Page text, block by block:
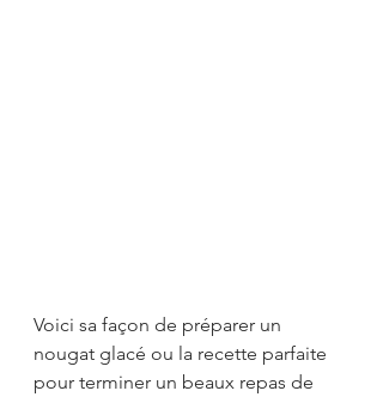
Voici sa façon de préparer un
nougat glacé ou la recette parfaite
pour terminer un beaux repas de